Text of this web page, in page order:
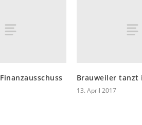
Brauweiler tanzt
13. April 2017